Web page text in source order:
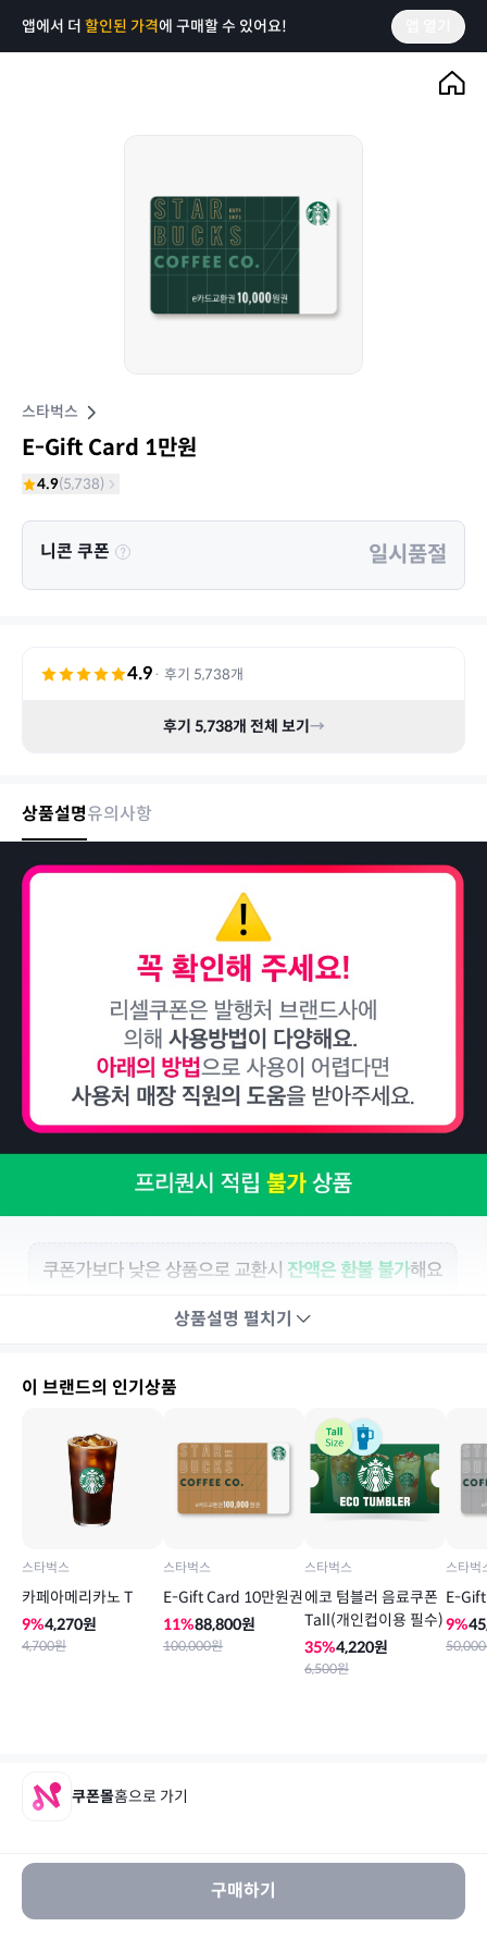
앱에서 더 할인된 가격에 구매할 수 있어요!
스타벅스
E-Gift Card 1만원
4.9(5,738)
니콘 쿠폰 일시품절
4.9· 후기 5,738개
후기 5,738개 전체 보기→
상품설명유의사항
상품설명 펼치기
이 브랜드의 인기상품
스타벅스
카페아메리카노 T
9%4,270원
4,700원
스타벅스
E-Gift Card 10만원권
11%88,800원
100,000원
스타벅스
에코 텀블러 음료쿠폰
Tall(개인컵이용 필수)
35%4,220원
6,500원
스타벅
E-
9%
50,000
쿠폰몰홈으로 가기
구매하기